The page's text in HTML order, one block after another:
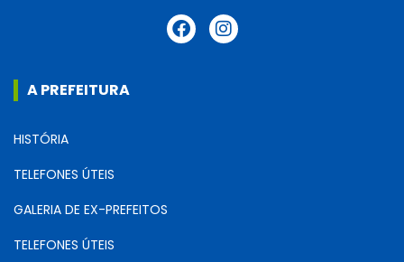
A PREFEITURA
HISTÓRIA
TELEFONES ÚTEIS
GALERIA DE EX-PREFEITOS
TELEFONES ÚTEIS